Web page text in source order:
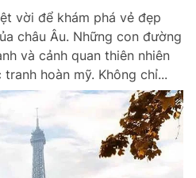
vời để khám phá vẻ đẹp
châu Âu. Những con đường
và cảnh quan thiên nhiên
hoàn mỹ. Không chỉ...